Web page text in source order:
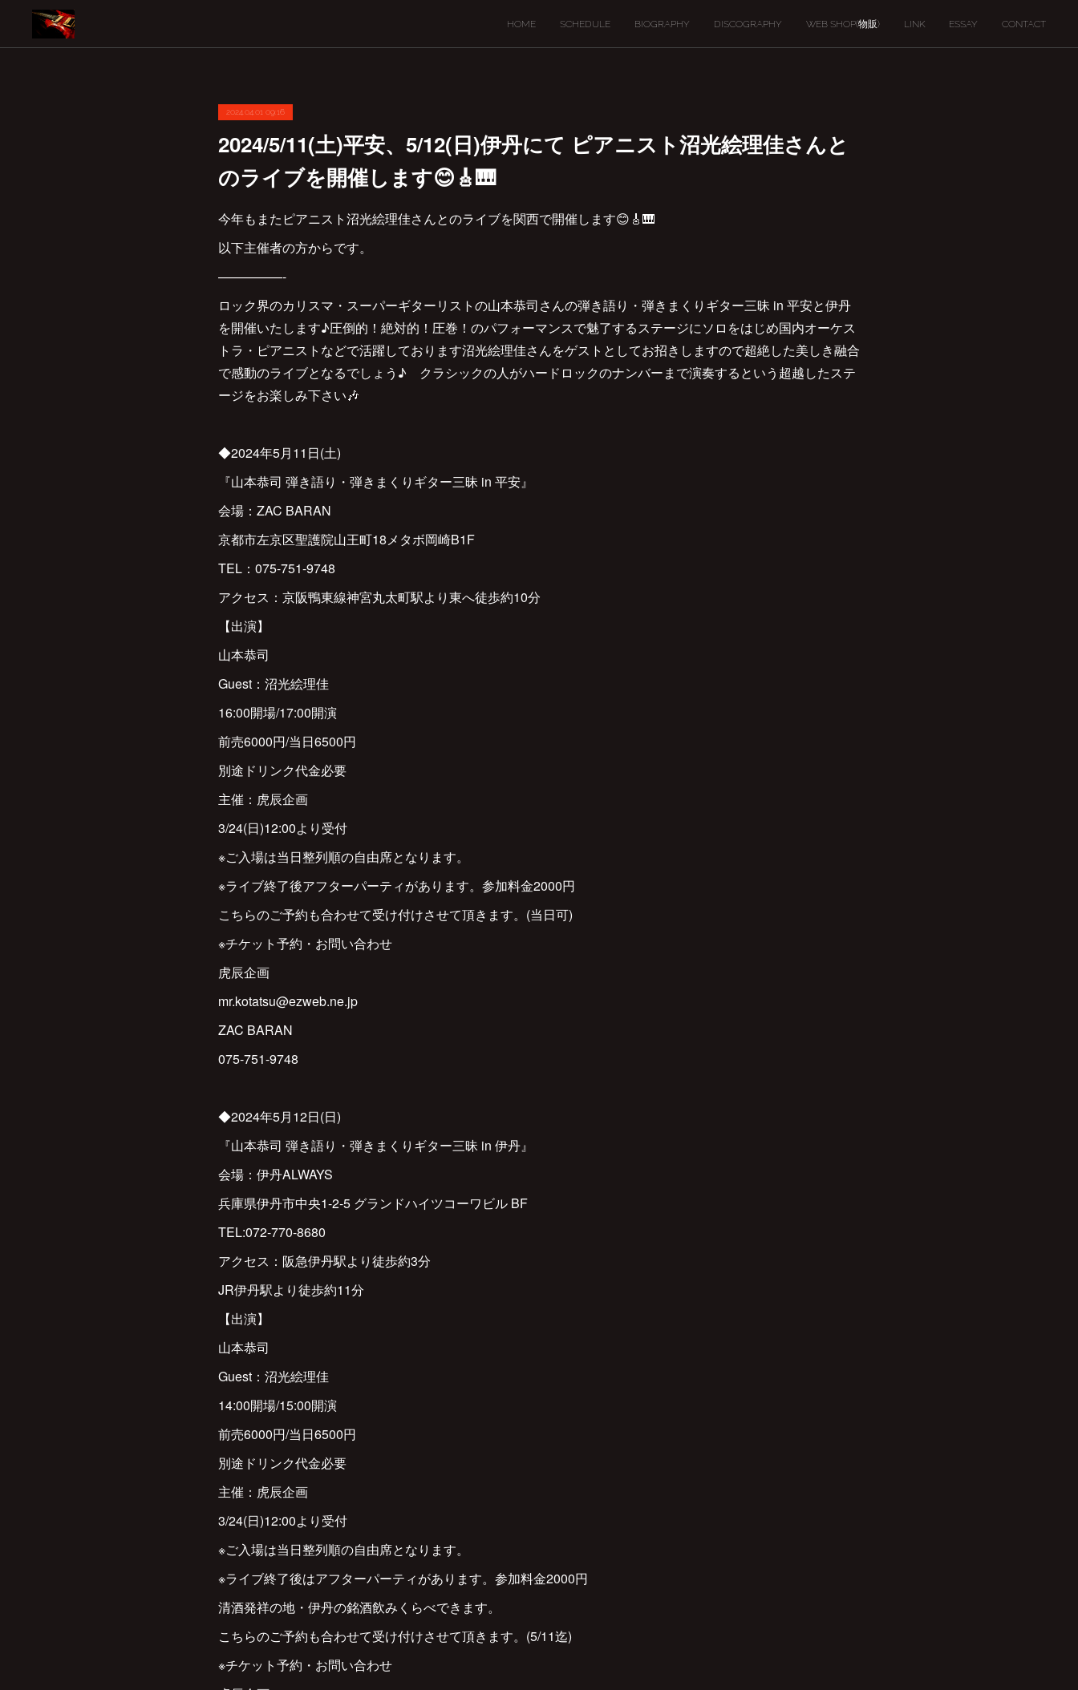
HOME SCHEDULE BIOGRAPHY DISCOGRAPHY WEB SHOP(物販) LINK ESSAY CONTACT
2024.04.01 09:16
2024/5/11(土)平安、5/12(日)伊丹にて ピアニスト沼光絵理佳さんと
のライブを開催します😊🎸🎹
今年もまたピアニスト沼光絵理佳さんとのライブを関西で開催します😊🎸🎹
以下主催者の方からです。
—————-
ロック界のカリスマ・スーパーギターリストの山本恭司さんの弾き語り・弾きまくりギター三昧 in 平安と伊丹
を開催いたします♪圧倒的！絶対的！圧巻！のパフォーマンスで魅了するステージにソロをはじめ国内オーケス
トラ・ピアニストなどで活躍しております沼光絵理佳さんをゲストとしてお招きしますので超絶した美しき融合
で感動のライブとなるでしょう♪ クラシックの人がハードロックのナンバーまで演奏するという超越したステ
ージをお楽しみ下さい🎶
◆2024年5月11日(土)
『山本恭司 弾き語り・弾きまくりギター三昧 in 平安』
会場：ZAC BARAN
京都市左京区聖護院山王町18メタボ岡崎B1F
TEL：075-751-9748
アクセス：京阪鴨東線神宮丸太町駅より東へ徒歩約10分
【出演】
山本恭司
Guest：沼光絵理佳
16:00開場/17:00開演
前売6000円/当日6500円
別途ドリンク代金必要
主催：虎辰企画
3/24(日)12:00より受付
※ご入場は当日整列順の自由席となります。
※ライブ終了後アフターパーティがあります。参加料金2000円
こちらのご予約も合わせて受け付けさせて頂きます。(当日可)
※チケット予約・お問い合わせ
虎辰企画
mr.kotatsu@ezweb.ne.jp
ZAC BARAN
075-751-9748
◆2024年5月12日(日)
『山本恭司 弾き語り・弾きまくりギター三昧 in 伊丹』
会場：伊丹ALWAYS
兵庫県伊丹市中央1-2-5 グランドハイツコーワビル BF
TEL:072-770-8680
アクセス：阪急伊丹駅より徒歩約3分
JR伊丹駅より徒歩約11分
【出演】
山本恭司
Guest：沼光絵理佳
14:00開場/15:00開演
前売6000円/当日6500円
別途ドリンク代金必要
主催：虎辰企画
3/24(日)12:00より受付
※ご入場は当日整列順の自由席となります。
※ライブ終了後はアフターパーティがあります。参加料金2000円
清酒発祥の地・伊丹の銘酒飲みくらべできます。
こちらのご予約も合わせて受け付けさせて頂きます。(5/11迄)
※チケット予約・お問い合わせ